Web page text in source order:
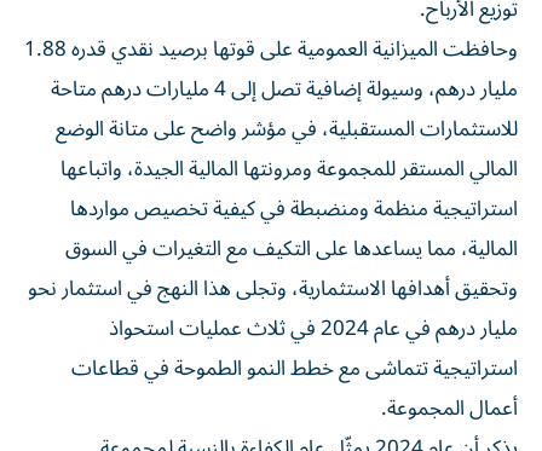
توزيع الأرباح.
وحافظت الميزانية العمومية على قوتها برصيد نقدي قدره 1.88
مليار درهم، وسيولة إضافية تصل إلى 4 مليارات درهم متاحة
للاستثمارات المستقبلية، في مؤشر واضح على متانة الوضع
المالي المستقر للمجموعة ومرونتها المالية الجيدة، واتباعها
استراتيجية منظمة ومنضبطة في كيفية تخصيص مواردها
المالية، مما يساعدها على التكيف مع التغيرات في السوق
وتحقيق أهدافها الاستثمارية، وتجلى هذا النهج في استثمار نحو
مليار درهم في عام 2024 في ثلاث عمليات استحواذ
استراتيجية تتماشى مع خطط النمو الطموحة في قطاعات
أعمال المجموعة.